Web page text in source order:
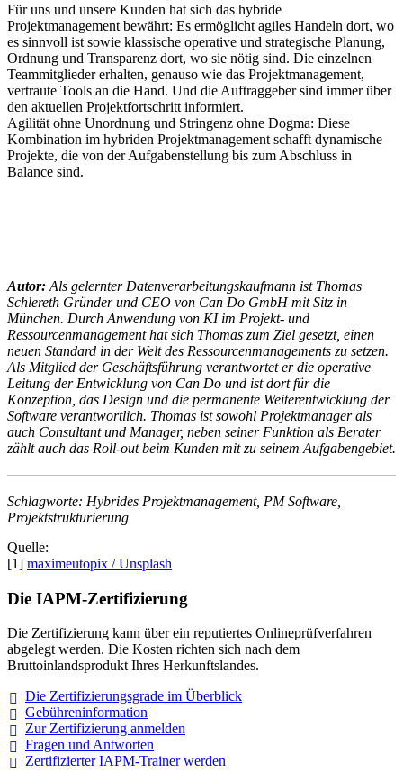
Für uns und unsere Kunden hat sich das hybride
Projektmanagement bewährt: Es ermöglicht agiles Handeln dort, wo
es sinnvoll ist sowie klassische operative und strategische Planung,
Ordnung und Transparenz dort, wo sie nötig sind. Die einzelnen
Teammitglieder erhalten, genauso wie das Projektmanagement,
vertraute Tools an die Hand. Und die Auftraggeber sind immer über
den aktuellen Projektfortschritt informiert.
Agilität ohne Unordnung und Stringenz ohne Dogma: Diese
Kombination im hybriden Projektmanagement schafft dynamische
Projekte, die von der Aufgabenstellung bis zum Abschluss in
Balance sind.
Autor: Als gelernter Datenverarbeitungskaufmann ist Thomas
Schlereth Gründer und CEO von Can Do GmbH mit Sitz in
München. Durch Anwendung von KI im Projekt- und
Ressourcenmanagement hat sich Thomas zum Ziel gesetzt, einen
neuen Standard in der Welt des Ressourcenmanagements zu setzen.
Als Mitglied der Geschäftsführung verantwortet er die operative
Leitung der Entwicklung von Can Do und ist dort für die
Konzeption, das Design und die permanente Weiterentwicklung der
Software verantwortlich. Thomas ist sowohl Projektmanager als
auch Consultant und Manager, neben seiner Funktion als Berater
zählt auch das Roll-out beim Kunden mit zu seinem Aufgabengebiet.
Schlagworte: Hybrides Projektmanagement, PM Software,
Projektstrukturierung
Quelle:
[1] maximeutopix / Unsplash
Die IAPM-Zertifizierung
Die Zertifizierung kann über ein reputiertes Onlineprüfverfahren
abgelegt werden. Die Kosten richten sich nach dem
Bruttoinlandsprodukt Ihres Herkunftslandes.
Die Zertifizierungsgrade im Überblick
Gebühreninformation
Zur Zertifizierung anmelden
Fragen und Antworten
Zertifizierter IAPM-Trainerwerden